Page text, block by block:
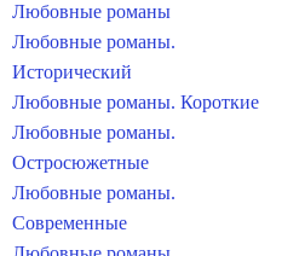
Любовные романы
Любовные романы.
Исторический
Любовные романы. Короткие
Любовные романы.
Остросюжетные
Любовные романы.
Современные